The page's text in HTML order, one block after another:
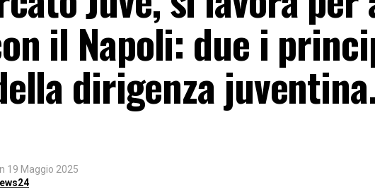
il Napoli: due i
dirigenza
19 Maggio 2025